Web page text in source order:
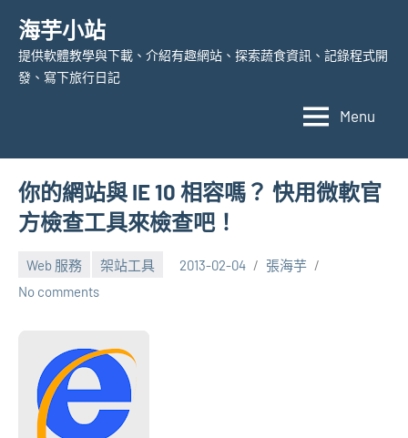
content
海芋小站
提供軟體教學與下載、介紹有趣網站、探索蔬食資訊、記錄程式開
發、寫下旅行日記
Menu
你的網站與 IE 10 相容嗎？ 快用微軟官
方檢查工具來檢查吧！
Web 服務 架站工具 2013-02-04
張海芋
No comments